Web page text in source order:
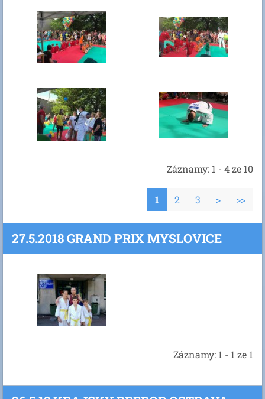
Záznamy: 1 - 4 ze 10
1 2 3 > >>
27.5.2018 GRAND PRIX MYSLOVICE
Záznamy: 1 - 1 ze 1